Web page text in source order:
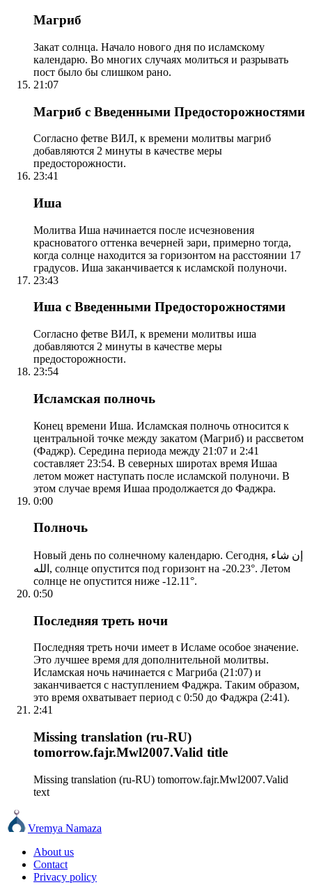
Магриб
Закат солнца. Начало нового дня по исламскому
календарю. Во многих случаях молиться и разрывать
пост было бы слишком рано.
21:07
Магриб с Введенными Предосторожностями
Согласно фетве ВИЛ, к времени молитвы магриб
добавляются 2 минуты в качестве меры
предосторожности.
23:41
Иша
Молитва Иша начинается после исчезновения
красноватого оттенка вечерней зари, примерно тогда,
когда солнце находится за горизонтом на расстоянии 17
градусов. Иша заканчивается к исламской полуночи.
23:43
Иша с Введенными Предосторожностями
Согласно фетве ВИЛ, к времени молитвы иша
добавляются 2 минуты в качестве меры
предосторожности.
23:54
Исламская полночь
Конец времени Иша. Исламская полночь относится к
центральной точке между закатом (Магриб) и рассветом
(Фаджр). Середина периода между 21:07 и 2:41
составляет 23:54. В северных широтах время Ишаа
летом может наступать после исламской полуночи. В
этом случае время Ишаа продолжается до Фаджра.
0:00
Полночь
Новый день по солнечному календарю. Сегодня, إن شاء
الله, солнце опустится под горизонт на -20.23°. Летом
солнце не опустится ниже -12.11°.
0:50
Последняя треть ночи
Последняя треть ночи имеет в Исламе особое значение.
Это лучшее время для дополнительной молитвы.
Исламская ночь начинается с Магриба (21:07) и
заканчивается с наступлением Фаджра. Таким образом,
это время охватывает период с 0:50 до Фаджра (2:41).
2:41
Missing translation (ru-RU)
tomorrow.fajr.Mwl2007.Valid title
Missing translation (ru-RU) tomorrow.fajr.Mwl2007.Valid
text
Vremya Namaza
About us
Contact
Privacy policy